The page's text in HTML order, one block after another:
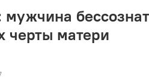
мужчина
черты матери